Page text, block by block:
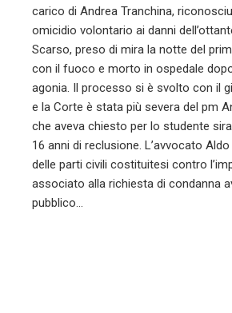
carico di Andrea Tranchina,
omicidio volontario ai danni
Scarso, preso di mira la notte del
con il fuoco e morto in ospedale
agonia. Il processo si è svolto con il
e la Corte è stata più severa del pm
che aveva chiesto per lo studente
16 anni di reclusione. L’avvocato
delle parti civili costituitesi contro
associato alla richiesta di condanna
pubblico…